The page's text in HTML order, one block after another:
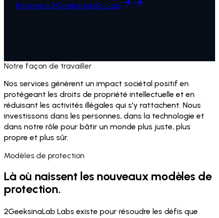
Rejoindre 2GeeksinaLab Labs
Notre façon de travailler
Nos services génèrent un impact sociétal positif en
protégeant les droits de propriété intellectuelle et en
réduisant les activités illégales qui s'y rattachent. Nous
investissons dans les personnes, dans la technologie et
dans notre rôle pour bâtir un monde plus juste, plus
propre et plus sûr.
Modèles de protection
Là où naissent les nouveaux modèles de
protection.
2GeeksinaLab Labs existe pour résoudre les défis que